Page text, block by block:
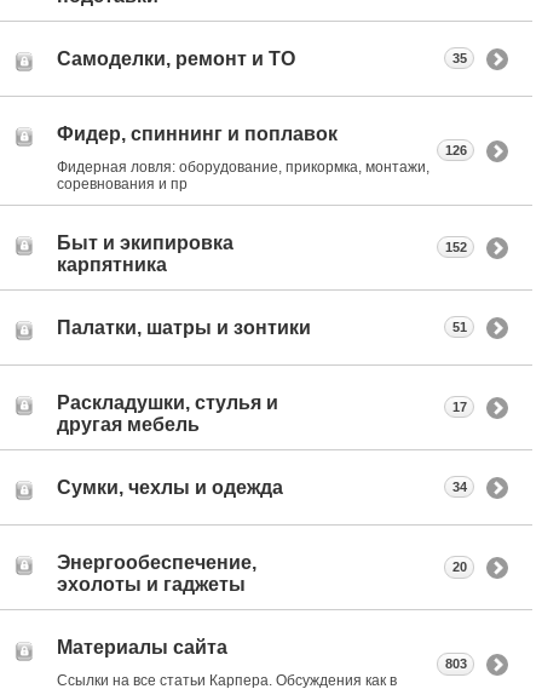
Самоделки, ремонт и ТО 35
Фидер, спиннинг и поплавок
Фидерная ловля: оборудование, прикормка, монтажи,
соревнования и пр
126
Быт и экипировка
карпятника
152
Палатки, шатры и зонтики 51
Раскладушки, стулья и
другая мебель
17
Сумки, чехлы и одежда 34
Энергообеспечение,
эхолоты и гаджеты
20
Материалы сайта
Ссылки на все статьи Карпера. Обсуждения как в
803